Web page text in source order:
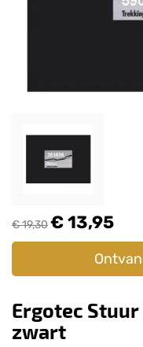
€ 19,30€ 13,95
Ergotec
zwart